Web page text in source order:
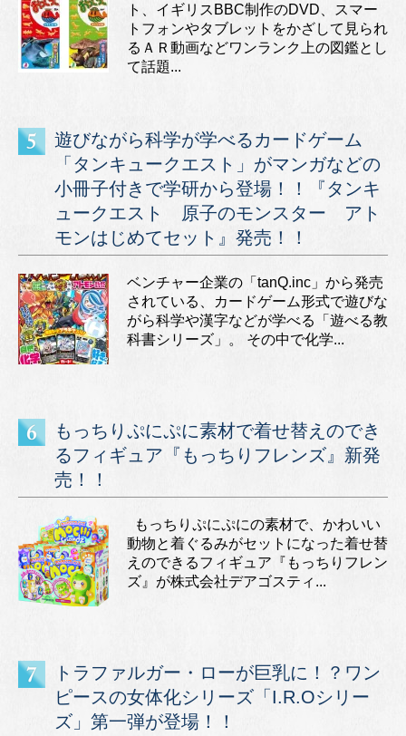
ト、イギリスBBC制作のDVD、スマー
トフォンやタブレットをかざして見られ
るＡＲ動画などワンランク上の図鑑とし
て話題...
遊びながら科学が学べるカードゲーム
「タンキュークエスト」がマンガなどの
小冊子付きで学研から登場！！『タンキ
ュークエスト 原子のモンスター アト
モンはじめてセット』発売！！
ベンチャー企業の「tanQ.inc」から発売
されている、カードゲーム形式で遊びな
がら科学や漢字などが学べる「遊べる教
科書シリーズ」。 その中で化学...
もっちりぷにぷに素材で着せ替えのでき
るフィギュア『もっちりフレンズ』新発
売！！
もっちりぷにぷにの素材で、かわいい
動物と着ぐるみがセットになった着せ替
えのできるフィギュア『もっちりフレン
ズ』が株式会社デアゴスティ...
トラファルガー・ローが巨乳に！？ワン
ピースの女体化シリーズ「I.R.Oシリー
ズ」第一弾が登場！！